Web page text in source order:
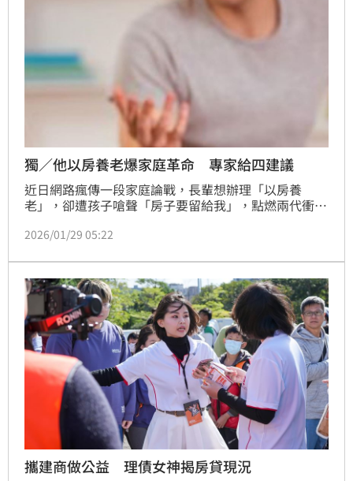
獨／他以房養老爆家庭革命 專家給四建議
近日網路瘋傳一段家庭論戰，長輩想辦理「以房養
老」，卻遭孩子嗆聲「房子要留給我」，點燃兩代衝突
《三立新聞網》專訪指出，房子傳承可以採四方式「以
依自身需求找出最佳解決方案，才能不讓愛的傳承轉變
為仇恨利刃。（陳韋帆）
2026/01/29 05:22
攜建商做公益 理債女神揭房貸現況